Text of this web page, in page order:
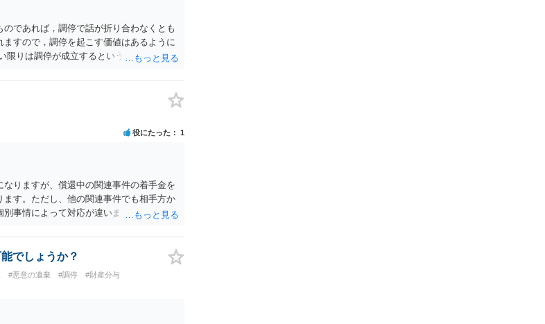
であれば，調停で話が折り合わなくとも
すので，調停を起こす価値はあるように
限りは調停が成立するということはないた
す。 お一人で対応するのは難しい側面も
ます。
役にたった 1
りますが、償還中の関連事件の着手金を
す。ただし、他の関連事件でも相手方か
事情によって対応が違いますので、法テ
でしょうか？
#悪意の遺棄 #調停 #財産分与